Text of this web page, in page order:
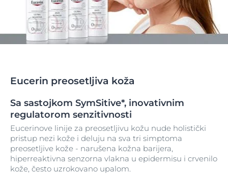
Eucerin preosetljiva koža
Sa sastojkom SymSitive*, inovativnim
regulatorom senzitivnosti
Eucerinove linije za preosetljivu kožu nude holistički
pristup nezi kože i deluju na sva tri simptoma
preosetljive kože - narušena kožna barijera,
hiperreaktivna senzorna vlakna u epidermisu i crvenilo
kože, često uzrokovano upalom.